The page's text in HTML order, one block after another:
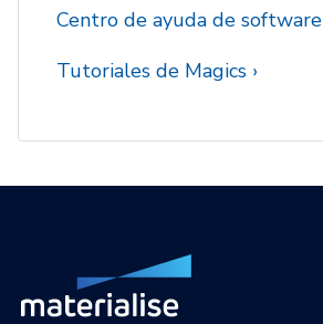
Centro de ayuda de software
Tutoriales de Magics